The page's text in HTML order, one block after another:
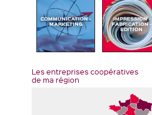
COMMUNICATION -
MARKETING
IMPRESSION -
FABRICATION -
EDITION
Les entreprises coopératives
de ma région